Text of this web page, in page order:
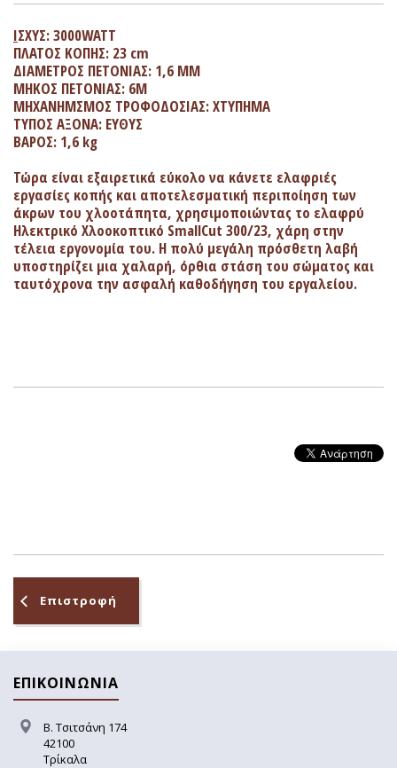
ΙΣΧΥΣ:3000WATT
ΠΛΑΤΟΣ ΚΟΠΗΣ: 23 cm
ΔΙΑΜΕΤΡΟΣ ΠΕΤΟΝΙΑΣ: 1,6 ΜΜ
ΜΗΚΟΣ ΠΕΤΟΝΙΑΣ: 6Μ
ΜΗΧΑΝΗΜΣΜΟΣ ΤΡΟΦΟΔΟΣΙΑΣ: ΧΤΥΠΗΜΑ
ΤΥΠΟΣ ΑΞΟΝΑ: ΕΥΘΥΣ
ΒΑΡΟΣ: 1,6 kg
Τώρα είναι εξαιρετικά εύκολο να κάνετε ελαφριές
εργασίες κοπής και αποτελεσματική περιποίηση των
άκρων του χλοοτάπητα, χρησιμοποιώντας το ελαφρύ
Ηλεκτρικό Χλοοκοπτικό SmallCut 300/23, χάρη στην
τέλεια εργονομία του. Η πολύ μεγάλη πρόσθετη λαβή
υποστηρίζει μια χαλαρή, όρθια στάση του σώματος και
ταυτόχρονα την ασφαλή καθοδήγηση του εργαλείου.
Επιστροφή
ΕΠΙΚΟΙΝΩΝΙΑ
Β. Τσιτσάνη 174
42100
Τρίκαλα